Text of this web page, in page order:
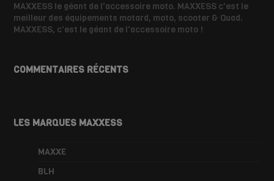
MAXXESS le géant de l'accessoire moto. MAXXESS c'est le
meilleur des équipements motard, moto, scooter & Quad.
MAXXESS, c'est le géant de l'accessoire moto !
COMMENTAIRES RÉCENTS
LES MARQUES MAXXESS
MAXXE
BLH